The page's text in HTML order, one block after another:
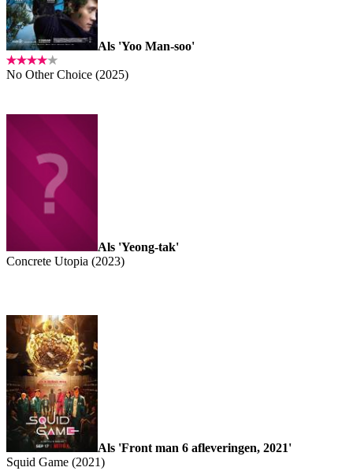
Als 'Yoo Man-soo'
No Other Choice (2025)
Als 'Yeong-tak'
Concrete Utopia (2023)
Als 'Front man 6 afleveringen, 2021'
Squid Game (2021)